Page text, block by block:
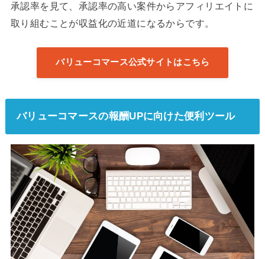
承認率を見て、承認率の高い案件からアフィリエイトに
取り組むことが収益化の近道になるからです。
バリューコマース公式サイトはこちら
バリューコマースの報酬UPに向けた便利ツール